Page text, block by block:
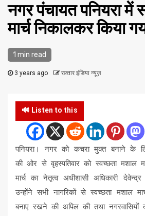
नगर पंचायत पनियरा में
मार्च निकालकर किया
1 min read
3 years ago रफ़्तार इंडिया न्यूज़
🔊 Listen to this
पनियरा। नगर को कचरा मुक्त बनाने के
की ओर से वृहस्पतिवार को स्वच्छता मशाल
मार्च का नेतृत्व अधीशासी अधिकारी देवेन्द्र
उन्होंने सभी नागरिकों से स्वच्छता मशाल
बनाए रखने की अपिल की तथा नगरवासियों